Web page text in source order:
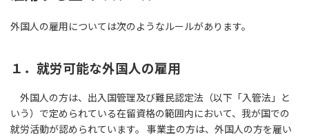
外国人の雇用については次のようなルールがあります。
１．就労可能な外国人の雇用
外国人の方は、出入国管理及び難民認定法（以下「入管法」と
いう）で定められている在留資格の範囲内において、我が国での
就労活動が認められています。 事業主の方は、外国人の方を雇い